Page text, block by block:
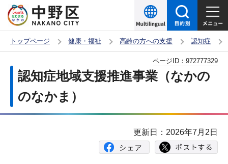
の
ー
トップページ 健康・福祉 高齢の方への支援 認知症
か
認知症地域支援推進事業（なかの
のなかま）
ページID： 972777329
更新日：2026年7月2日